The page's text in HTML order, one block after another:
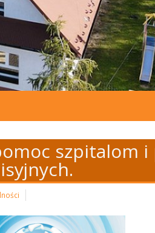
szpitalom i